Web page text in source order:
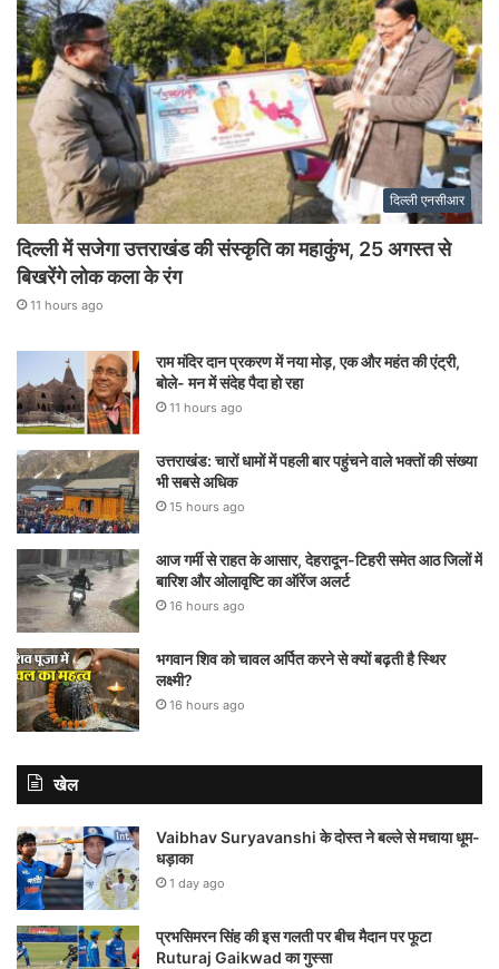
दिल्ली एनसीआर
दिल्ली में सजेगा उत्तराखंड की संस्कृति का महाकुंभ, 25 अगस्त से
बिखरेंगे लोक कला के रंग
11 hours ago
राम मंदिर दान प्रकरण में नया मोड़, एक और महंत की एंट्री,
बोले- मन में संदेह पैदा हो रहा
11 hours ago
उत्तराखंड: चारों धामों में पहली बार पहुंचने वाले भक्तों की संख्या
भी सबसे अधिक
15 hours ago
आज गर्मी से राहत के आसार, देहरादून-टिहरी समेत आठ जिलों में
बारिश और ओलावृष्टि का ऑरेंज अलर्ट
16 hours ago
भगवान शिव को चावल अर्पित करने से क्यों बढ़ती है स्थिर
लक्ष्मी?
16 hours ago
खेल
Vaibhav Suryavanshi के दोस्त ने बल्ले से मचाया धूम-
धड़ाका
1 day ago
प्रभसिमरन सिंह की इस गलती पर बीच मैदान पर फूटा
Ruturaj Gaikwad का गुस्सा